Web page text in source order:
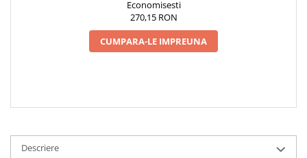
Economisesti
270,15 RON
CUMPARA-LE IMPREUNA
Descriere